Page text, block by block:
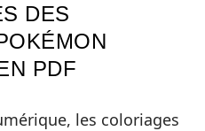
DES
PDF
les coloriages